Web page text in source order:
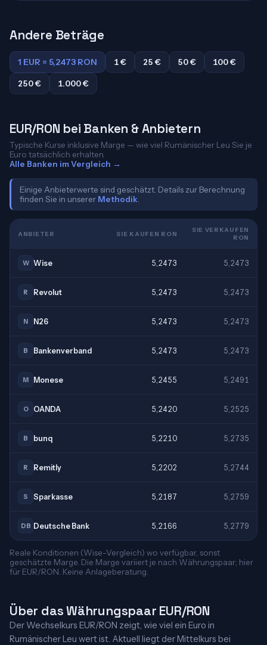
Andere Beträge
1 EUR = 5,2473 RON 1 € 25 € 50 €
100 €
250 €
1.000 €
EUR/RON bei Banken & Anbietern
Typische Kurse inklusive Marge — wie viel Rumänischer Leu Sie je
Euro tatsächlich erhalten.
Alle Banken im Vergleich →
Einige Anbieterwerte sind geschätzt. Details zur Berechnung
finden Sie in unserer Methodik
ANBIETER SIE KAUFEN RON
SIE VERKAUFEN
RON
W Wise 5,2473 5,2473
R Revolut 5,2473 5,2473
N N26 5,2473 5,2473
B Bankenverband 5,2473 5,2473
M Monese 5,2455 5,2491
O OANDA 5,2420 5,2525
B bunq 5,2210 5,2735
R Remitly 5,2202 5,2744
S Sparkasse 5,2187 5,2759
DB Deutsche Bank 5,2166 5,2779
Reale Konditionen (Wise-Vergleich) wo verfügbar, sonst
geschätzte Marge. Die Marge variiert je nach Währungspaar; hier
für EUR/RON. Keine Anlageberatung.
Über das Währungspaar EUR/RON
Der Wechselkurs EUR/RON zeigt, wie viel ein Euro in
Rumänischer Leu wert ist. Aktuell liegt der Mittelkurs bei